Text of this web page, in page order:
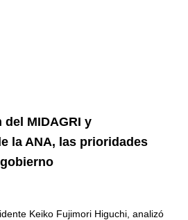
MIDAGRI y
la ANA, las prioridades
Keiko Fujimori Higuchi, analizó